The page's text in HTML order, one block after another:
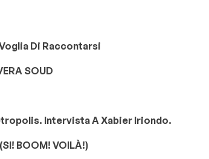
Di Raccontarsi
SOUD
Intervista A Xabier Iriondo.
BOOM! VOILÀ!)